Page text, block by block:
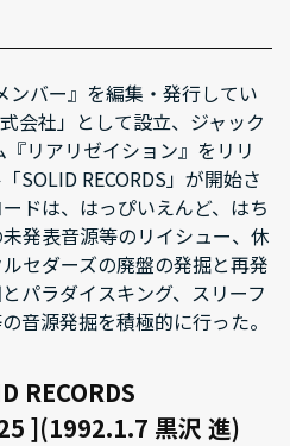
バー』を編集・発行してい
会社」として設立、ジャック
リアリゼイション』をリリ
SOLID RECORDS」が開始さ
ドは、はっぴいえんど、はち
発表音源等のリイシュー、休
セダーズの廃盤の発掘と再発
パラダイスキング、スリーフ
音源発掘を積極的に行った。
RECORDS
](1992.1.7 黒沢 進)